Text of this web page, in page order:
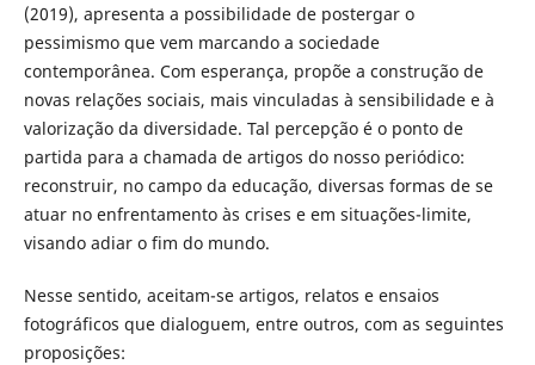
(2019), apresenta a possibilidade de postergar o
pessimismo que vem marcando a sociedade
contemporânea. Com esperança, propõe a construção de
novas relações sociais, mais vinculadas à sensibilidade e à
valorização da diversidade. Tal percepção é o ponto de
partida para a chamada de artigos do nosso periódico:
reconstruir, no campo da educação, diversas formas de se
atuar no enfrentamento às crises e em situações-limite,
visando adiar o fim do mundo.
Nesse sentido, aceitam-se artigos, relatos e ensaios
fotográficos que dialoguem, entre outros, com as seguintes
proposições: